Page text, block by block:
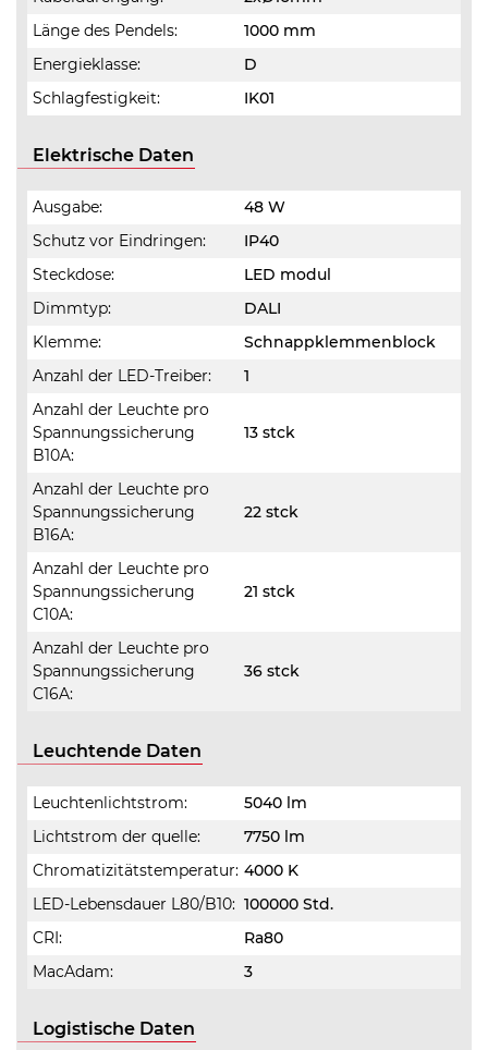
Länge des Pendels:
1000 mm
Energieklasse:
D
Schlagfestigkeit:
IK01
Elektrische Daten
Ausgabe:
48 W
Schutz vor Eindringen:
IP40
Steckdose:
LED modul
Dimmtyp:
DALI
Klemme:
Schnappklemmenblock
Anzahl der LED-Treiber:
1
Anzahl der Leuchte pro
Spannungssicherung
B10A:
13 stck
Anzahl der Leuchte pro
Spannungssicherung
B16A:
22 stck
Anzahl der Leuchte pro
Spannungssicherung
C10A:
21 stck
Anzahl der Leuchte pro
Spannungssicherung
C16A:
36 stck
Leuchtende Daten
Leuchtenlichtstrom:
5040 lm
Lichtstrom der quelle:
7750 lm
Chromatizitätstemperatur: 4000 K
LED-Lebensdauer L80/B10: 100000 Std.
CRI:
Ra80
MacAdam:
3
Logistische Daten